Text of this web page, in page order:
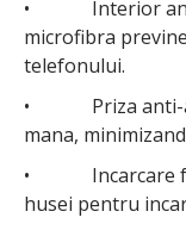
• Interior anti-
microfibra
telefonului.
• Priza anti-
mana,
• Incarcare
husei pentru